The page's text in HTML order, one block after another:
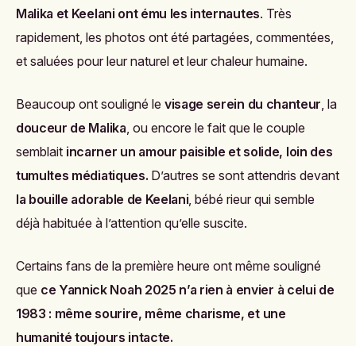
Malika et Keelani ont ému les internautes. Très
rapidement, les photos ont été partagées, commentées,
et saluées pour leur naturel et leur chaleur humaine.
Beaucoup ont souligné le visage serein du chanteur , la
douceur de Malika , ou encore le fait que le couple
semblait incarner un amour paisible et solide, loin des
tumultes médiatiques. D’autres se sont attendris devant
la bouille adorable de Keelani , bébé rieur qui semble
déjà habituée à l’attention qu’elle suscite.
Certains fans de la première heure ont même souligné
que ce Yannick Noah 2025 n’a rien à envier à celui de
1983 : même sourire, même charisme, et une
humanité toujours intacte.